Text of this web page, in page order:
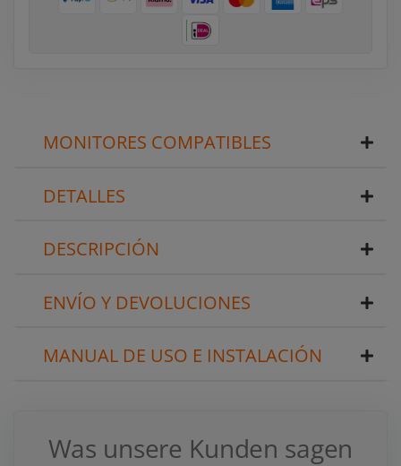
MONITORES COMPATIBLES
DETALLES
DESCRIPCIÓN
ENVÍO Y DEVOLUCIONES
MANUAL DE USO E INSTALACIÓN
Was unsere Kunden sagen